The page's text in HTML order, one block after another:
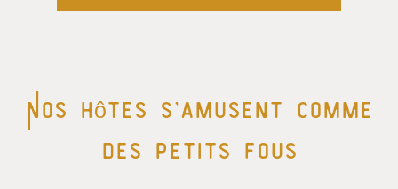
Nos hôtes s’amusent comme
des petits fous